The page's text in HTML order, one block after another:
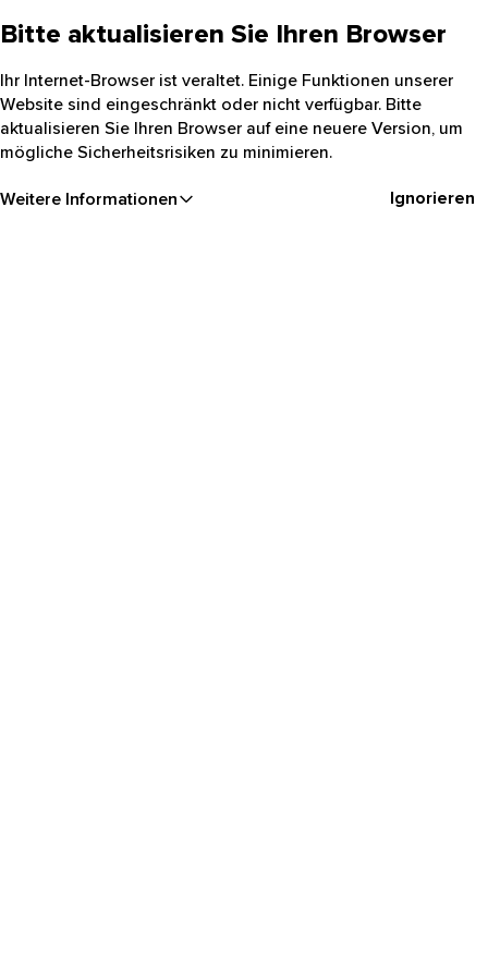
Bitte aktualisieren Sie Ihren Browser
Ihr Internet-Browser ist veraltet. Einige Funktionen unserer
Website sind eingeschränkt oder nicht verfügbar. Bitte
aktualisieren Sie Ihren Browser auf eine neuere Version, um
mögliche Sicherheitsrisiken zu minimieren.
Weitere Informationen Ignorieren